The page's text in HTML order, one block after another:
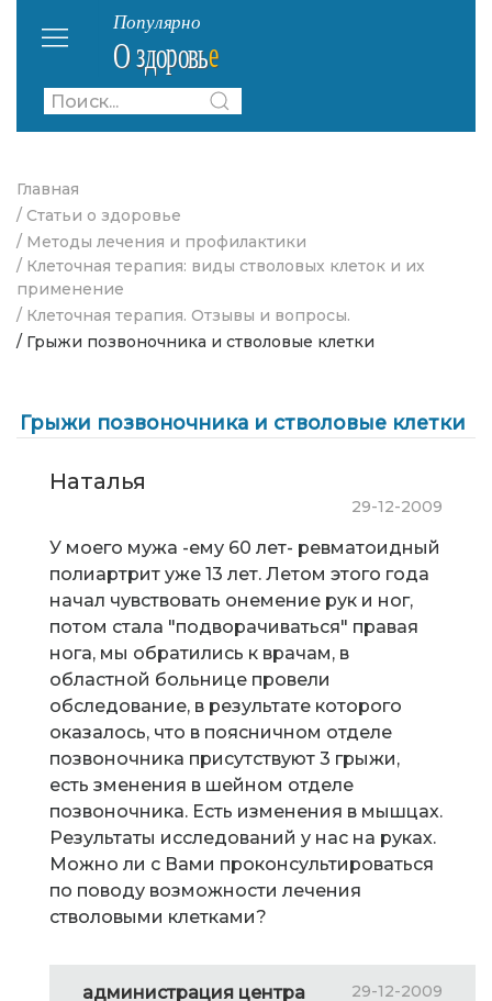
Главная
/ Статьи о здоровье
/ Методы лечения и профилактики
/ Клеточная терапия: виды стволовых клеток и их
применение
/ Клеточная терапия. Отзывы и вопросы.
/ Грыжи позвоночника и стволовые клетки
Грыжи позвоночника и стволовые клетки
Наталья
29-12-2009
У моего мужа -ему 60 лет- ревматоидный
полиартрит уже 13 лет. Летом этого года
начал чувствовать онемение рук и ног,
потом стала "подворачиваться" правая
нога, мы обратились к врачам, в
областной больнице провели
обследование, в результате которого
оказалось, что в поясничном отделе
позвоночника присутствуют 3 грыжи,
есть зменения в шейном отделе
позвоночника. Есть изменения в мышцах.
Результаты исследований у нас на руках.
Можно ли с Вами проконсультироваться
по поводу возможности лечения
стволовыми клетками?
администрация центра 29-12-2009